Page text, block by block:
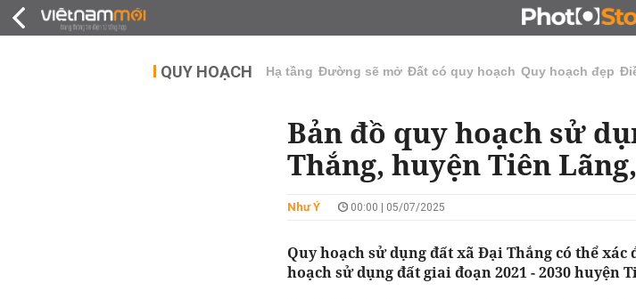
ĐẤU GIÁ - ĐẤU THẦU
QUY HOẠCH Hạ tầng Đường sẽ mở Đất có quy hoạch Quy hoạch đẹp
Bản đồ quy hoạch sử
Thắng, huyện Tiên
Như Ý 00:00 | 05/07/2025
Quy hoạch sử dụng đất xã Đại Thắng có thể
hoạch sử dụng đất giai đoạn 2021 - 2030 huyện